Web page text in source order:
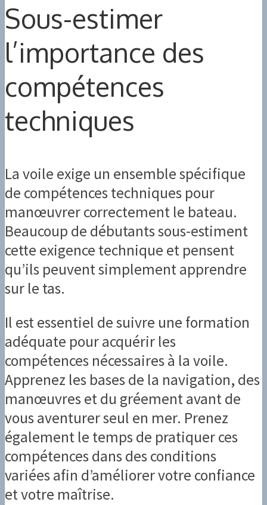
Sous-estimer
l’importance des
compétences
techniques
La voile exige un ensemble spécifique
de compétences techniques pour
manœuvrer correctement le bateau.
Beaucoup de débutants sous-estiment
cette exigence technique et pensent
qu’ils peuvent simplement apprendre
sur le tas.
Il est essentiel de suivre une formation
adéquate pour acquérir les
compétences nécessaires à la voile.
Apprenez les bases de la navigation, des
manœuvres et du gréement avant de
vous aventurer seul en mer. Prenez
également le temps de pratiquer ces
compétences dans des conditions
variées afin d’améliorer votre confiance
et votre maîtrise.